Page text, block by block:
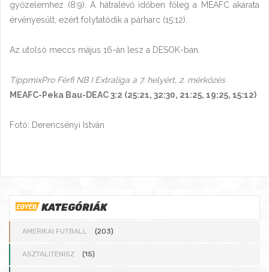
győzelemhez (8:9). A hátralévő időben főleg a MEAFC akarata
érvényesült, ezért folytatódik a párharc (15:12).
Az utolsó meccs május 16-án lesz a DESOK-ban.
TippmixPro Férfi NB I Extraliga a 7. helyért, 2. mérkőzés
MEAFC-Peka Bau-DEAC 3:2 (25:21, 32:30, 21:25, 19:25, 15:12)
Fotó: Derencsényi István
KATEGÓRIÁK
AMERIKAI FUTBALL (203)
ASZTALITENISZ (15)